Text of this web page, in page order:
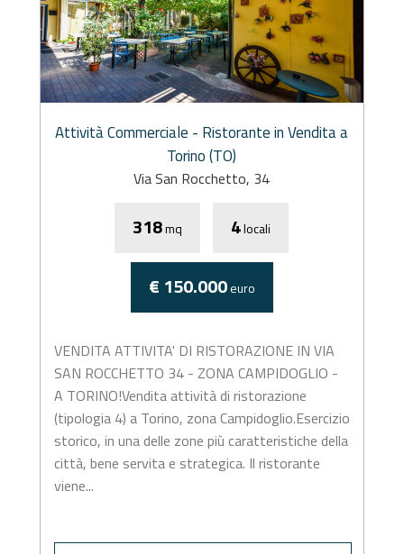
Attività Commerciale - Ristorante in Vendita a
Torino (TO)
Via San Rocchetto, 34
318mq 4locali
€ 150.000euro
VENDITA ATTIVITA' DI RISTORAZIONE IN VIA
SAN ROCCHETTO 34 - ZONA CAMPIDOGLIO -
A TORINO!Vendita attività di ristorazione
(tipologia 4) a Torino, zona Campidoglio.Esercizio
storico, in una delle zone più caratteristiche della
città, bene servita e strategica. Il ristorante
viene...